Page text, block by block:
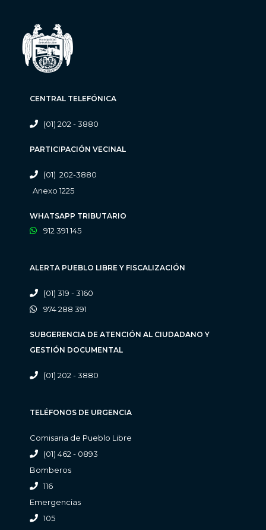
CENTRAL TELEFÓNICA
(01) 202 - 3880
PARTICIPACIÓN VECINAL
(01) 202-3880
Anexo 1225
WHATSAPP TRIBUTARIO
912 391 145
ALERTA PUEBLO LIBRE Y FISCALIZACIÓN
(01) 319 - 3160
974 288 391
SUBGERENCIA DE ATENCIÓN AL CIUDADANO Y
GESTIÓN DOCUMENTAL
(01) 202 - 3880
TELÉFONOS DE URGENCIA
Comisaria de Pueblo Libre
(01) 462 - 0893
Bomberos
116
Emergencias
105